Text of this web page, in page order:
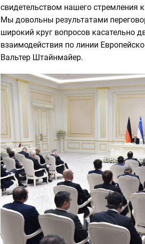
свидетельством нашего стремления
Мы довольны результатами
широкий круг вопросов касательно
взаимодействия по линии
Вальтер Штайнмайер.